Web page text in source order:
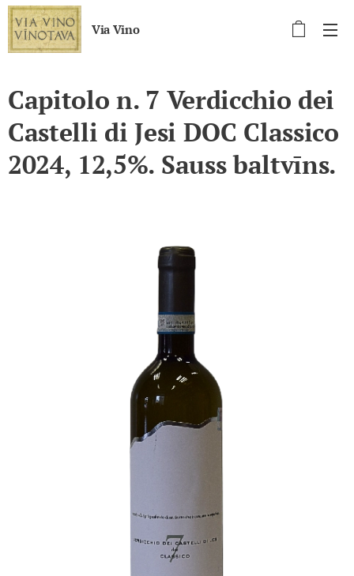
Via Vino
Capitolo n. 7 Verdicchio dei
Castelli di Jesi DOC Classico
2024, 12,5%. Sauss baltvīns.